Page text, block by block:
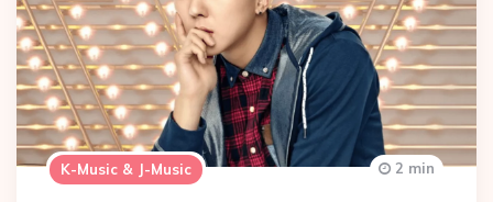
K-Music & J-Music 2 min